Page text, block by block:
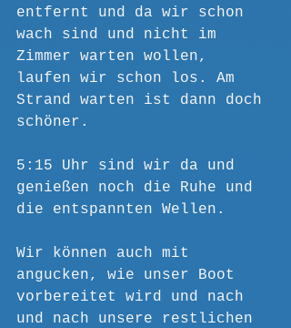
entfernt und da wir schon
wach sind und nicht im
Zimmer warten wollen,
laufen wir schon los. Am
Strand warten ist dann doch
schöner.
5:15 Uhr sind wir da und
genießen noch die Ruhe und
die entspannten Wellen.
Wir können auch mit
angucken, wie unser Boot
vorbereitet wird und nach
und nach unsere restlichen